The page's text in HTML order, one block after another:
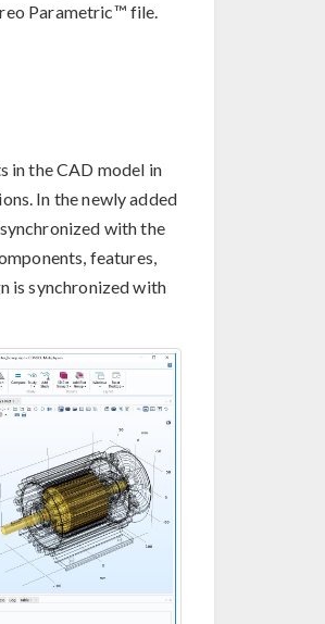
Parametric™ file.
in the CAD model in
In the newly added
with the
features,
is synchronized with